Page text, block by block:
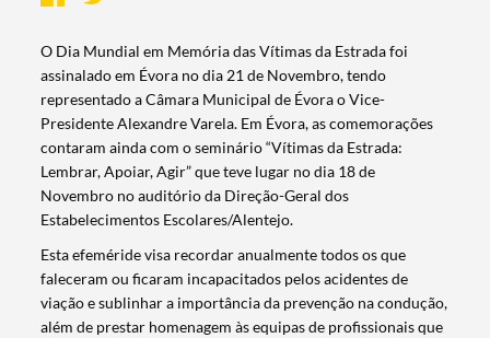
O Dia Mundial em Memória das Vítimas da Estrada foi
assinalado em Évora no dia 21 de Novembro, tendo
representado a Câmara Municipal de Évora o Vice-
Presidente Alexandre Varela. Em Évora, as comemorações
contaram ainda com o seminário “Vítimas da Estrada:
Lembrar, Apoiar, Agir” que teve lugar no dia 18 de
Novembro no auditório da Direção-Geral dos
Estabelecimentos Escolares/Alentejo.
Esta efeméride visa recordar anualmente todos os que
faleceram ou ficaram incapacitados pelos acidentes de
viação e sublinhar a importância da prevenção na condução,
além de prestar homenagem às equipas de profissionais que